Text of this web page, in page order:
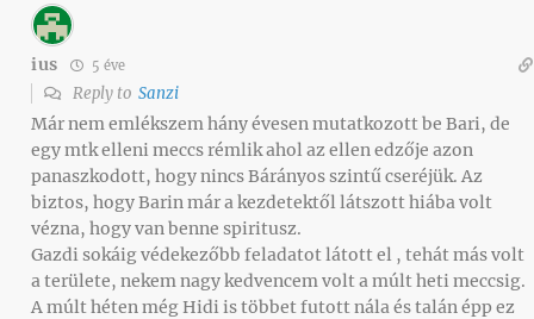
ius 5 éve
Reply to Sanzi
Már nem emlékszem hány évesen mutatkozott be Bari, de
egy mtk elleni meccs rémlik ahol az ellen edzője azon
panaszkodott, hogy nincs Bárányos szintű cseréjük. Az
biztos, hogy Barin már a kezdetektől látszott hiába volt
vézna, hogy van benne spiritusz.
Gazdi sokáig védekezőbb feladatot látott el , tehát más volt
a területe, nekem nagy kedvencem volt a múlt heti meccsig.
A múlt héten még Hidi is többet futott nála és talán épp ez